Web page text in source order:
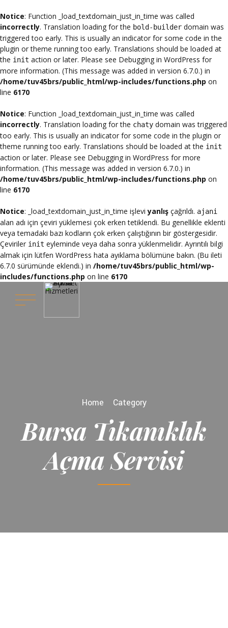
Notice: Function _load_textdomain_just_in_time was called
incorrectly. Translation loading for the bold-builder domain was
triggered too early. This is usually an indicator for some code in the
plugin or theme running too early. Translations should be loaded at
the init action or later. Please see Debugging in WordPress for
more information. (This message was added in version 6.7.0.) in
/home/tuv45brs/public_html/wp-includes/functions.php on
line 6170
Notice: Function _load_textdomain_just_in_time was called
incorrectly. Translation loading for the chaty domain was triggered
too early. This is usually an indicator for some code in the plugin or
theme running too early. Translations should be loaded at the init
action or later. Please see Debugging in WordPress for more
information. (This message was added in version 6.7.0.) in
/home/tuv45brs/public_html/wp-includes/functions.php on
line 6170
Notice: _load_textdomain_just_in_time işleviyanlış çağrıldı. ajani
alan adı için çeviri yüklemesi çok erken tetiklendi. Bu genellikle eklenti
veya temadaki bazı kodların çok erken çalıştığının bir göstergesidir.
Çeviriler init eyleminde veya daha sonra yüklenmelidir. Ayrıntılı bilgi
almak için lütfen WordPress hata ayıklama bölümüne bakın. (Bu ileti
6.7.0 sürümünde eklendi.) in /home/tuv45brs/public_html/wp-
includes/functions.php on line 6170
Home Category
Bursa Tıkanıklık
Açma Servisi